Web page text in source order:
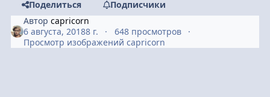
Поделиться
Подписчики
Авторcapricorn
6 августа, 20188 г.
648 просмотров
Просмотр изображений capricorn